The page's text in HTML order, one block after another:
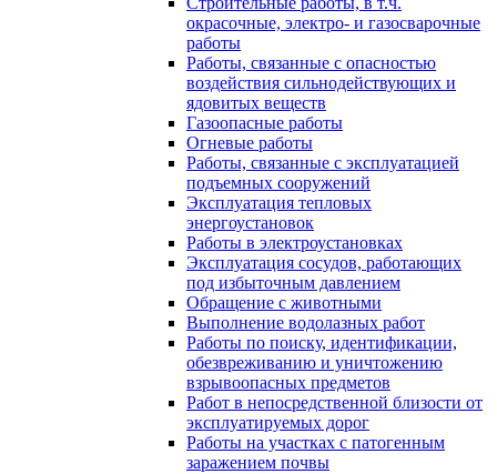
окрасочные, электро- и газосварочные
работы
Работы, связанные с опасностью
воздействия сильнодействующих и
ядовитых веществ
Газоопасные работы
Огневые работы
Работы, связанные с эксплуатацией
подъемных сооружений
Эксплуатация тепловых
энергоустановок
Работы в электроустановках
Эксплуатация сосудов, работающих
под избыточным давлением
Обращение с животными
Выполнение водолазных работ
Работы по поиску, идентификации,
обезвреживанию и уничтожению
взрывоопасных предметов
Работ в непосредственной близости от
эксплуатируемых дорог
Работы на участках с патогенным
заражением почвы